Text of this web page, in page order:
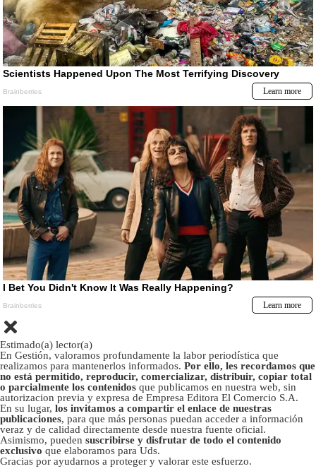
Estimado(a) lector(a)
En Gestión, valoramos profundamente la labor periodística que
realizamos para mantenerlos informados. Por ello, les recordamos que
no está permitido, reproducir, comercializar, distribuir, copiar total
o parcialmente los contenidos que publicamos en nuestra web, sin
autorizacion previa y expresa de Empresa Editora El Comercio S.A.
En su lugar, los invitamos a compartir el enlace de nuestras
publicaciones, para que más personas puedan acceder a información
veraz y de calidad directamente desde nuestra fuente oficial.
Asimismo, pueden suscribirse y disfrutar de todo el contenido
exclusivo que elaboramos para Uds.
Gracias por ayudarnos a proteger y valorar este esfuerzo.